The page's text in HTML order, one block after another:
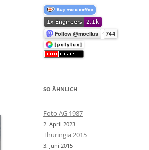
SO ÄHNLICH
Foto AG 1987
2. April 2023
Thuringia 2015
3. Juni 2015